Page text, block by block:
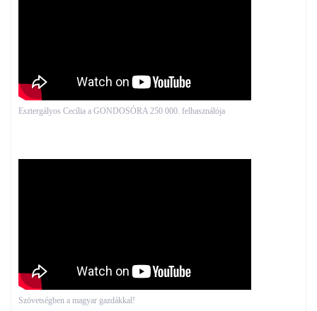
Esztergályos Cecília a GONDOSÓRA 250 000. felhasználója
Szövetségben a magyar gazdákkal!